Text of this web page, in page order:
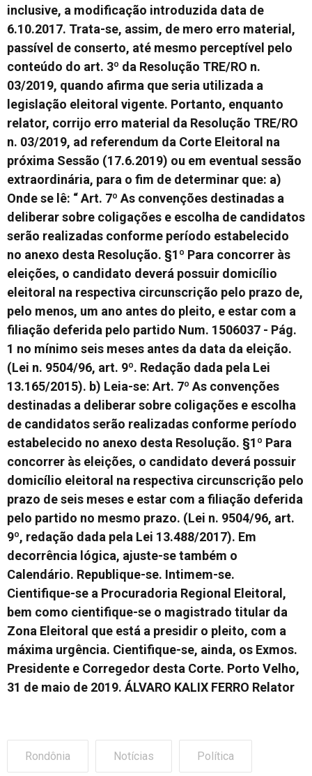
inclusive, a modificação introduzida data de
6.10.2017. Trata-se, assim, de mero erro material,
passível de conserto, até mesmo perceptível pelo
conteúdo do art. 3º da Resolução TRE/RO n.
03/2019, quando afirma que seria utilizada a
legislação eleitoral vigente. Portanto, enquanto
relator, corrijo erro material da Resolução TRE/RO
n. 03/2019, ad referendum da Corte Eleitoral na
próxima Sessão (17.6.2019) ou em eventual sessão
extraordinária, para o fim de determinar que: a)
Onde se lê: “ Art. 7º As convenções destinadas a
deliberar sobre coligações e escolha de candidatos
serão realizadas conforme período estabelecido
no anexo desta Resolução. §1º Para concorrer às
eleições, o candidato deverá possuir domicílio
eleitoral na respectiva circunscrição pelo prazo de,
pelo menos, um ano antes do pleito, e estar com a
filiação deferida pelo partido Num. 1506037 - Pág.
1 no mínimo seis meses antes da data da eleição.
(Lei n. 9504/96, art. 9º. Redação dada pela Lei
13.165/2015). b) Leia-se: Art. 7º As convenções
destinadas a deliberar sobre coligações e escolha
de candidatos serão realizadas conforme período
estabelecido no anexo desta Resolução. §1º Para
concorrer às eleições, o candidato deverá possuir
domicílio eleitoral na respectiva circunscrição pelo
prazo de seis meses e estar com a filiação deferida
pelo partido no mesmo prazo. (Lei n. 9504/96, art.
9º, redação dada pela Lei 13.488/2017). Em
decorrência lógica, ajuste-se também o
Calendário. Republique-se. Intimem-se.
Cientifique-se a Procuradoria Regional Eleitoral,
bem como cientifique-se o magistrado titular da
Zona Eleitoral que está a presidir o pleito, com a
máxima urgência. Cientifique-se, ainda, os Exmos.
Presidente e Corregedor desta Corte. Porto Velho,
31 de maio de 2019. ÁLVARO KALIX FERRO Relator
Rondônia Notícias Política